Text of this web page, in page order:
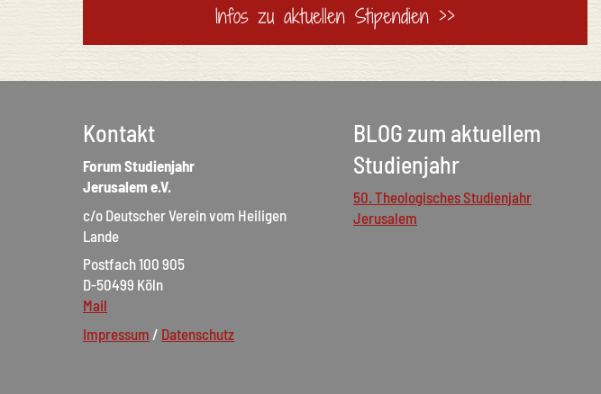
Infos zu aktuellen Stipendien >>
Kontakt
Forum Studienjahr
Jerusalem e.V.
c/o Deutscher Verein vom Heiligen
Lande
Postfach 100 905
D-50499 Köln
Mail
Impressum / Datenschutz
BLOG zum aktuellem
Studienjahr
50. Theologisches Studienjahr
Jerusalem